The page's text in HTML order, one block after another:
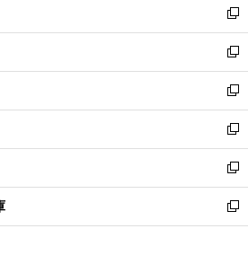
で
開
く
ド
ウ
で
開
く
ィ
ン
ド
ウ
で
開
く
い
ウ
ィ
ン
ド
ウ
で
開
く
新
し
い
ウ
ィ
ン
ド
ウ
で
開
く
新
し
い
ウ
ィ
ン
ド
ウ
で
開
新
し
い
ウ
ィ
ン
ド
ウ
新
し
い
ウ
ィ
ン
新
し
い
ウ
新
し